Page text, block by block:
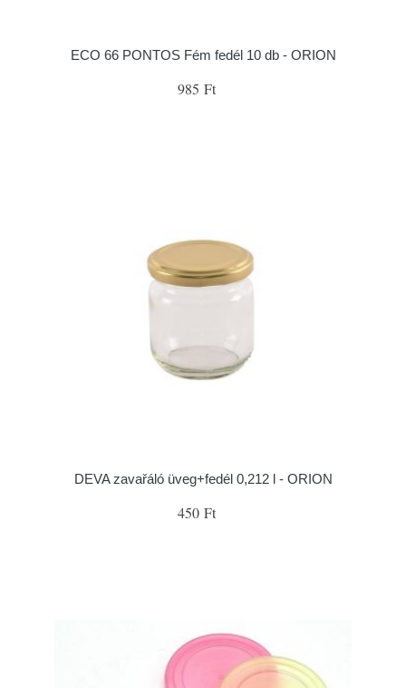
ECO 66 PONTOS Fém fedél 10 db - ORION
985 Ft
DEVA zavařáló üveg+fedél 0,212 l - ORION
450 Ft